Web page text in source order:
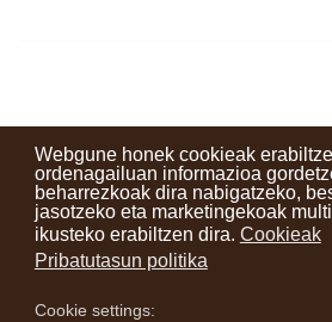
Webgune honek cookieak
ordenagailuan informazioa
beharrezkoak dira nabigatzeko,
jasotzeko eta marketingekoak
ikusteko erabiltzen dira. Cookieak
Pribatutasun politika
Cookie settings:
Kontaktuak Erabilera baldintzak
Zure iritzia